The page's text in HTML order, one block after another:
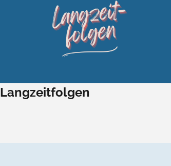
Langzeitfolgen